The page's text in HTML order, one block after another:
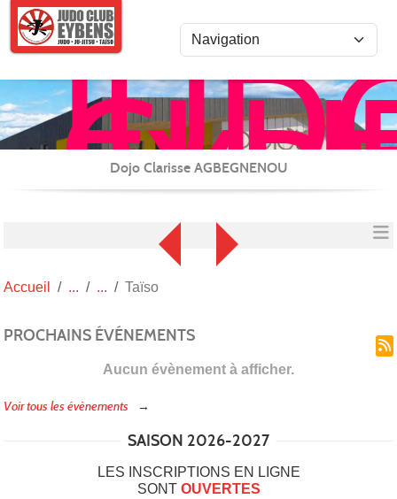
JU-
/
et
Dojo Clarisse AGBEGNENOU
Accueil Taïso
PROCHAINS ÉVÉNEMENTS
Aucun évènement à afficher.
Voir tous les évènements
SAISON 2026-2027
LES INSCRIPTIONS EN LIGNE
SONT OUVERTES
Panneau de gestion des cookies